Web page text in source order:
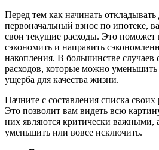
Перед тем как начинать откладывать
первоначальный взнос по ипотеке,
свои текущие расходы. Это поможет
сэкономить и направить
накопления. В большинстве случаев
расходов, которые можно уменьшить
ущерба для качества жизни.
Начните с составления списка своих
Это позволит вам видеть всю
них являются критически важными,
уменьшить или вовсе исключить.